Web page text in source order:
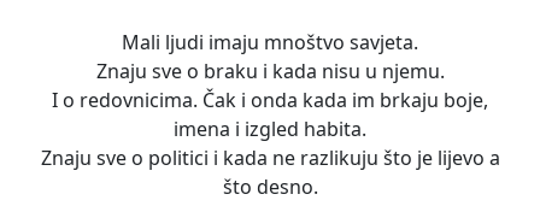
Mali ljudi imaju mnoštvo savjeta.
Znaju sve o braku i kada nisu u njemu.
I o redovnicima. Čak i onda kada im brkaju boje,
imena i izgled habita.
Znaju sve o politici i kada ne razlikuju što je lijevo a
što desno.